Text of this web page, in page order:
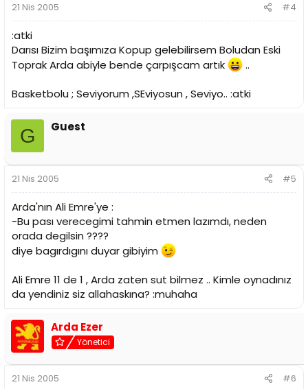
21 Nis 2005 #4
:atki
Darısı Bizim başımıza Kopup gelebilirsem Boludan Eski
Toprak Arda abiyle bende çarpışcam artık
..
Basketbolu ; Seviyorum ,SEviyosun , Seviyo.. :atki
G Guest
21 Nis 2005 #5
Arda'nın Ali Emre'ye :
-Bu pası verecegimi tahmin etmen lazımdı, neden
orada degilsin ????
diye bagırdıgını duyar gibiyim
Ali Emre 11 de 1 , Arda zaten sut bilmez .. Kimle oynadınız
da yendiniz siz allahaskına? :muhaha
Arda Ezer
Yönetici
21 Nis 2005 #6